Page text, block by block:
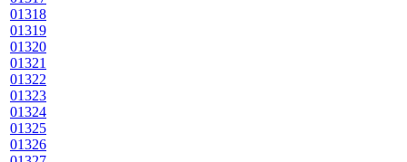
01318
01319
01320
01321
01322
01323
01324
01325
01326